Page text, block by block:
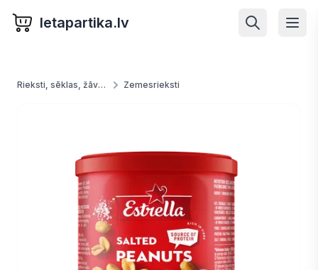
letapartika.lv
Rieksti, sēklas, žāvētas ogas, augļi un dārzeņi Zemesrieksti